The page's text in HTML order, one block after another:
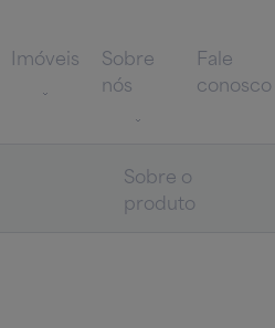
Imóveis
Sobre
nós
Fale
conosco
Sobre o
produto